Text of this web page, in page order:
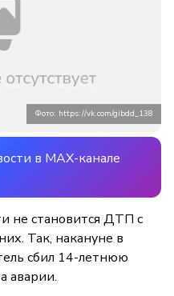
Фото: https://vk.com/gibdd_138
в MAX-канале
не становится ДТП с
Так, накануне в
сбил 14-летнюю
аварии.